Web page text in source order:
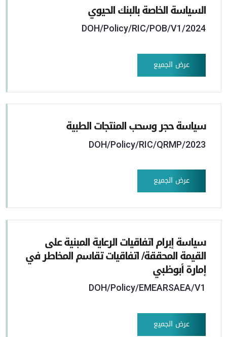
السياسة الخاصة بالبنك الحيوي
DOH/Policy/RIC/POB/V1/2024
عرض الجميع
سياسة حجر وسحب المنتجات الطبية
DOH/Policy/RIC/QRMP/2023
عرض الجميع
سياسة إبرام اتفاقيات الرعاية المبنية على
القيمة المحققة/ اتفاقيات تقاسم المخاطر في
إمارة أبوظبي
DOH/Policy/EMEARSAEA/V1
عرض الجميع